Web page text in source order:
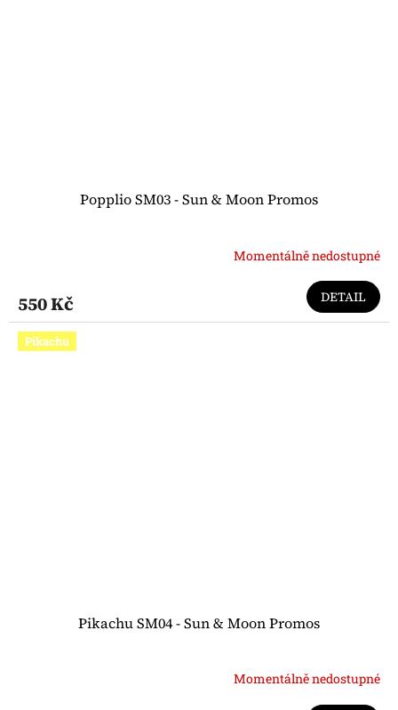
Popplio SM03 - Sun & Moon Promos
Momentálně nedostupné
550 Kč DETAIL
Pikachu
Pikachu SM04 - Sun & Moon Promos
Momentálně nedostupné